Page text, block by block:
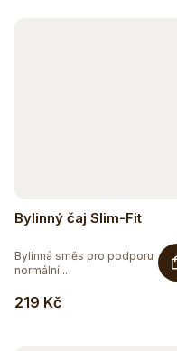
Bylinný čaj Slim-Fit
219 Kč
Bylinná směs pro podporu
normální...